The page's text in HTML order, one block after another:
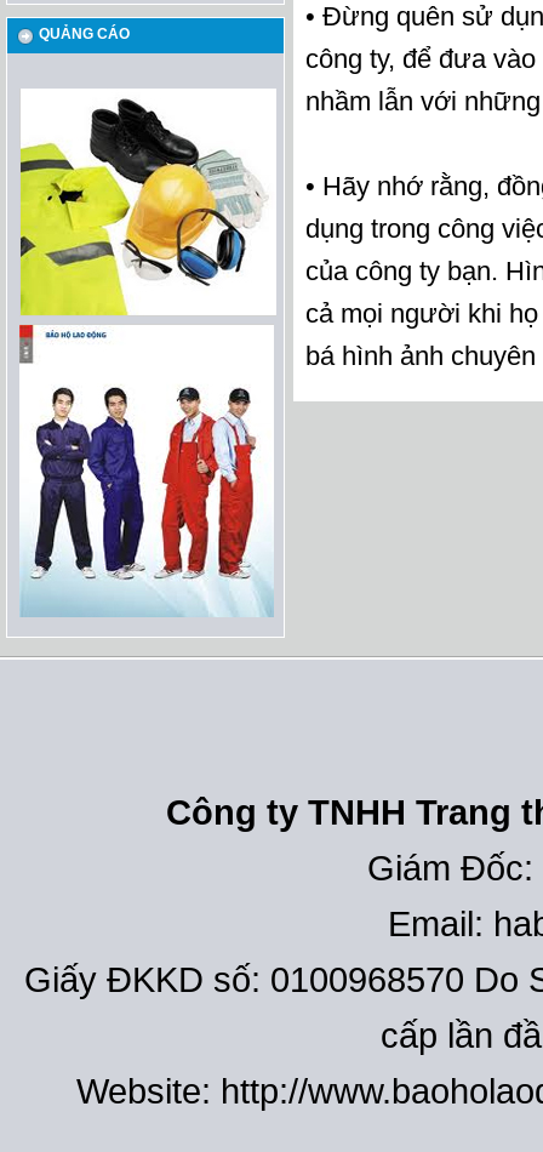
QUẢNG CÁO
• Đừng quên sử
công ty, để đưa
nhầm lẫn với
• Hãy nhớ rằng,
dụng trong công
của công ty bạn.
cả mọi người khi
bá hình ảnh
Công ty TNHH Trang
Giám Đốc:
Email:
Giấy ĐKKD số: 0100968570 Do
cấp lần
Website: http://